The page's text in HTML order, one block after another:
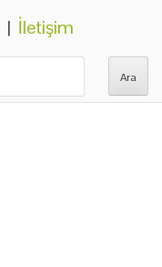
| İletişim